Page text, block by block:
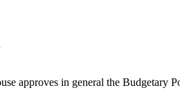
approves in general the Budgetary